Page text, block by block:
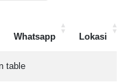
Whatsapp Lokasi
Whatsapp
table